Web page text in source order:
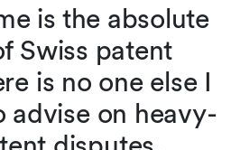
is the absolute
Swiss patent
is no one else I
advise on heavy-